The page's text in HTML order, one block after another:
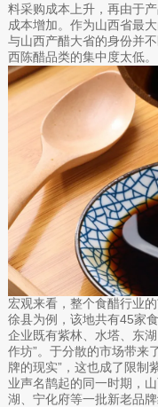
料采购成本上升，再由于
成本增加。作为山西省最
与山西产醋大省的身份并
西陈醋品类的集中度太低。
宏观来看，整个食醋行业
徐县为例，该地共有45家
企业既有紫林、水塔、东
作坊”。于分散的市场带来
牌的现实”，这也成了限制
业声名鹊起的同一时期，
湖、宁化府等一批新老品